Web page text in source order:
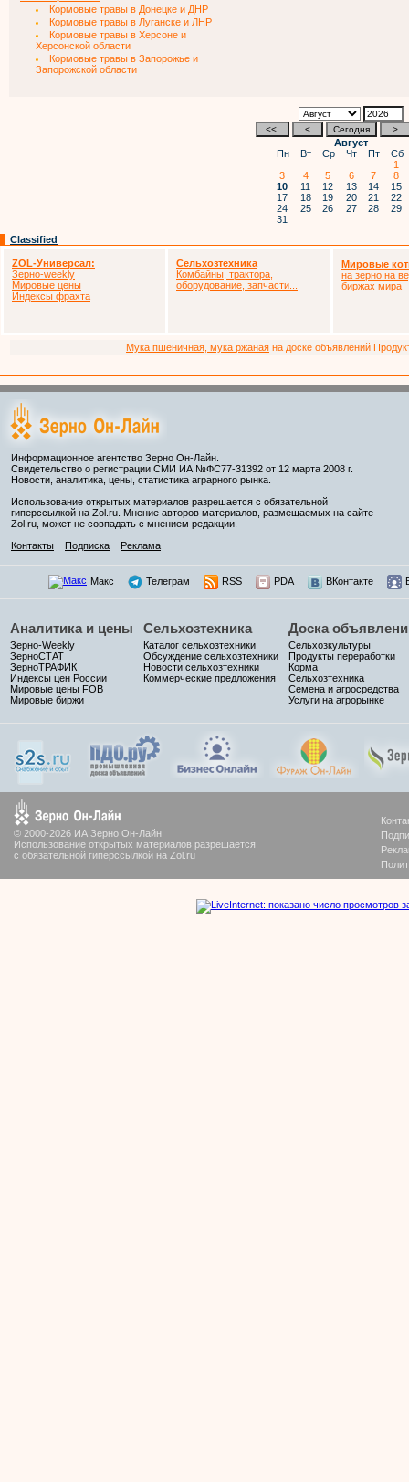
Кормовые травы в Донецке и ДНР
Кормовые травы в Луганске и ЛНР
Кормовые травы в Херсоне и
Херсонской области
Кормовые травы в Запорожье и
Запорожской области
Август
Пн
Вт Ср Чт Пт Сб
1
3
4 5 6 7
8
10
11 12 13 14 15
17
18 19 20 21 22
24
25 26 27 28 29
31
Classified
ZOL-Универсал:
Зерно-weekly
Мировые цены
Индексы фрахта
Сельхозтехника
Комбайны, трактора,
оборудование, запчасти...
Мировые
на зерно на
биржах мира
Мука пшеничная, мука ржаная на доске объявлений
Информационное агентство Зерно Он-Лайн.
Свидетельство о регистрации СМИ ИА №ФС77-31392 от 12 марта 2008 г.
Новости, аналитика, цены, статистика аграрного рынка.
Использование открытых материалов разрешается с обязательной
гиперссылкой на Zol.ru. Мнение авторов материалов, размещаемых на сайте
Zol.ru, может не совпадать с мнением редакции.
Контакты
Подписка Реклама
Макс Телеграм RSS PDA ВКонтакте
Аналитика и цены
Зерно-Weekly
ЗерноСТАТ
ЗерноТРАФИК
Индексы цен России
Мировые цены FOB
Мировые биржи
Сельхозтехника
Каталог сельхозтехники
Обсуждение сельхозтехники
Новости сельхозтехники
Коммерческие предложения
Доска
Сельхозкультуры
Продукты переработки
Корма
Сельхозтехника
Семена и агросредства
Услуги на агрорынке
© 2000-2026 ИА Зерно Он-Лайн
Использование открытых материалов разрешается
с обязательной гиперссылкой на Zol.ru